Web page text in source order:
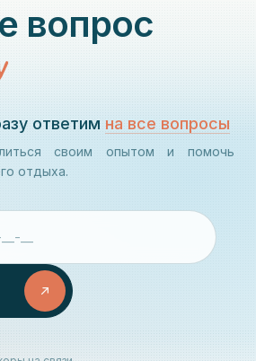
вопрос
ответим на все вопросы
своим опытом и помочь
отдыха.